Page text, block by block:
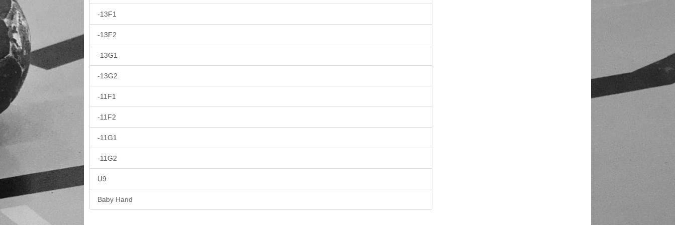
-13F1
-13F2
-13G1
-13G2
-11F1
-11F2
-11G1
-11G2
U9
Baby Hand